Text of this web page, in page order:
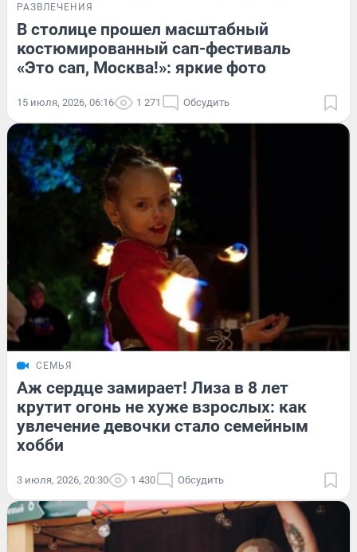
РАЗВЛЕЧЕНИЯ
В столице прошел масштабный
костюмированный сап-фестиваль
«Это сап, Москва!»: яркие фото
15 июля, 2026, 06:16 1 271 Обсудить
СЕМЬЯ
Аж сердце замирает! Лиза в 8 лет
крутит огонь не хуже взрослых: как
увлечение девочки стало семейным
хобби
3 июля, 2026, 20:30 1 430 Обсудить